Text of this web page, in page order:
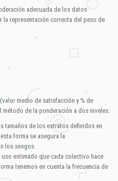
adecuada de los datos
la representación correcta del peso de
medio de satisfacción y % de
de la ponderación a dos niveles:
tamaños de los estratos definidos en
forma se asegura la
los sesgos.
estimado que cada colectivo hace
tenemos en cuenta la frecuencia de